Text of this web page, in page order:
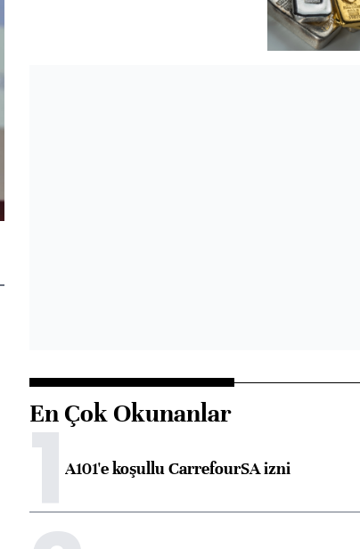
En Çok Okunanlar
1A101'e koşullu CarrefourSA izni